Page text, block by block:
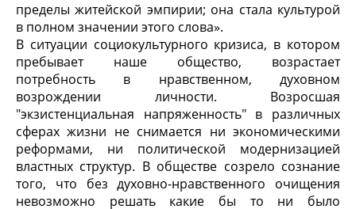
пределы житейской эмпирии; она стала культурой
в полном значении этого слова».
В ситуации социокультурного кризиса, в котором
пребывает наше общество, возрастает
потребность в нравственном, духовном
возрождении личности. Возросшая
"экзистенциальная напряженность" в различных
сферах жизни не снимается ни экономическими
реформами, ни политической модернизацией
властных структур. В обществе созрело сознание
того, что без духовно-нравственного очищения
невозможно решать какие бы то ни было